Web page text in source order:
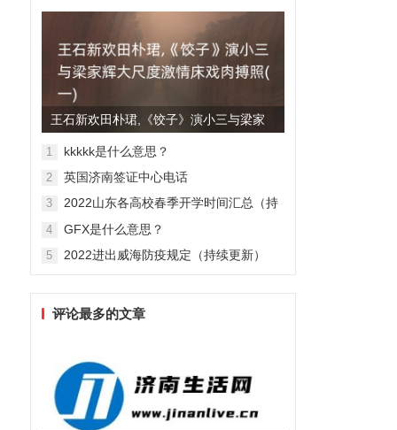
王石新欢田朴珺,《饺子》演小三与梁家
辉大尺度激情床戏肉搏照(...
1 kkkkk是什么意思？
2 英国济南签证中心电话
3
2022山东各高校春季开学时间汇总（持
4 GFX是什么意思？
5 2022进出威海防疫规定（持续更新）
评论最多的文章